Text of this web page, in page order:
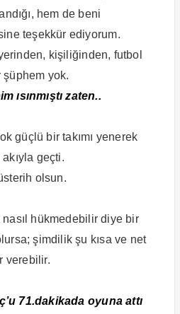
hem de beni
teşekkür ediyorum.
kişiliğinden, futbol
yok.
ısınmıştı zaten..
güçlü bir takımı yenerek
akıyla geçti.
olsun.
hükmedebilir diye bir
şimdilik şu kısa ve net
verebilir.
71.dakikada oyuna attı